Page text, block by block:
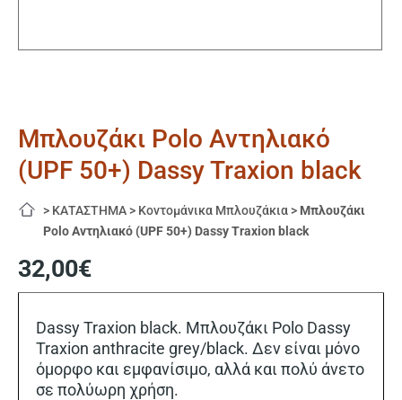
Μπλουζάκι Polo Αντηλιακό
(UPF 50+) Dassy Traxion black
> ΚΑΤΑΣΤΗΜΑ > Κοντομάνικα Μπλουζάκια > Μπλουζάκι
Polo Αντηλιακό (UPF 50+) Dassy Traxion black
32,00€
Dassy Traxion black. Μπλουζάκι Polo Dassy
Traxion anthracite grey/black. Δεν είναι μόνο
όμορφο και εμφανίσιμο, αλλά και πολύ άνετο
σε πολύωρη χρήση.